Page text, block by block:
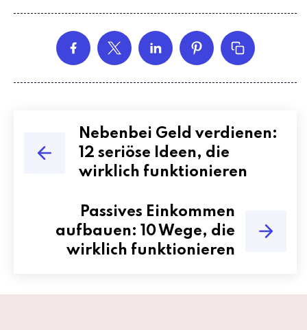
Nebenbei Geld verdienen:
12 seriöse Ideen, die
wirklich funktionieren
Passives Einkommen
aufbauen: 10 Wege, die
wirklich funktionieren